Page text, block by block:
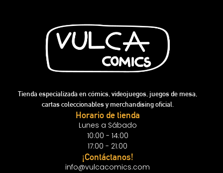
Tienda especializada en cómics, videojuegos, juegos de mesa,
cartas coleccionables y merchandising oficial.
Horario de tienda
Lunes a Sábado
10:00 - 14:00
17:00 - 21:00
¡Contáctanos!
info@vulcacomics.com